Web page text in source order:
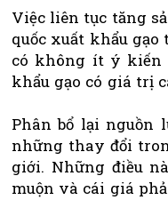
Việc liên tục tăng
quốc xuất khẩu
có không ít ý kiến
khẩu gạo có giá trị
Phân bổ lại nguồn
những thay đổi
giới. Những điều
muộn và cái giá